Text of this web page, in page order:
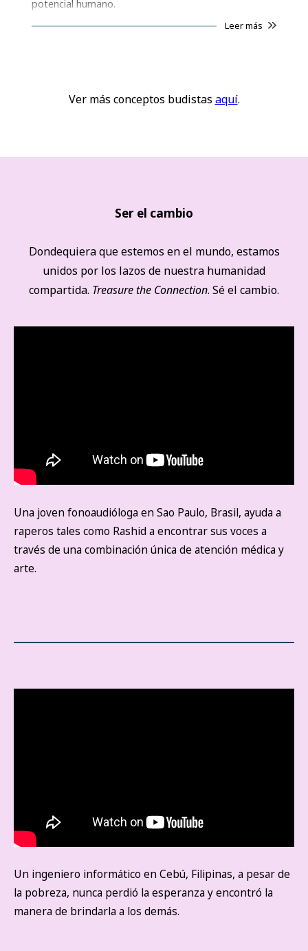
potencial humano.
Leer más
Ver más conceptos budistas aquí.
Ser el cambio
Dondequiera que estemos en el mundo, estamos
unidos por los lazos de nuestra humanidad
compartida. Treasure the Connection. Sé el cambio.
Una joven fonoaudióloga en Sao Paulo, Brasil, ayuda a
raperos tales como Rashid a encontrar sus voces a
través de una combinación única de atención médica y
arte.
Un ingeniero informático en Cebú, Filipinas, a pesar de
la pobreza, nunca perdió la esperanza y encontró la
manera de brindarla a los demás.